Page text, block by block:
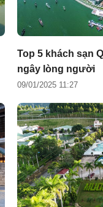
Top 5 khách sạn
ngây lòng người
09/01/2025 11:27